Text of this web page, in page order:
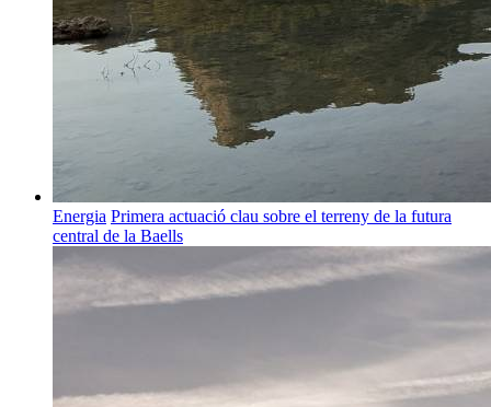
Energia Primera actuació clau sobre el terreny de la futura
central de la Baells